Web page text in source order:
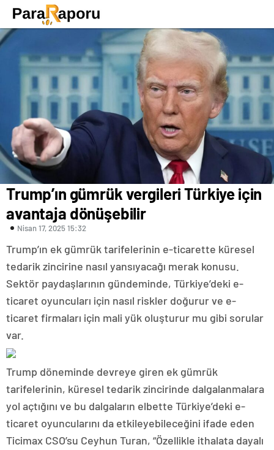
Trump’ın gümrük vergileri Türkiye için
avantaja dönüşebilir
Nisan 17, 2025 15:32
Trump’ın ek gümrük tarifelerinin e-ticarette küresel
tedarik zincirine nasıl yansıyacağı merak konusu.
Sektör paydaşlarının gündeminde, Türkiye’deki e-
ticaret oyuncuları için nasıl riskler doğurur ve e-
ticaret firmaları için mali yük oluşturur mu gibi sorular
var.
Trump döneminde devreye giren ek gümrük
tarifelerinin, küresel tedarik zincirinde dalgalanmalara
yol açtığını ve bu dalgaların elbette Türkiye’deki e-
ticaret oyuncularını da etkileyebileceğini ifade eden
Ticimax CSO’su Ceyhun Turan, “Özellikle ithalata dayalı